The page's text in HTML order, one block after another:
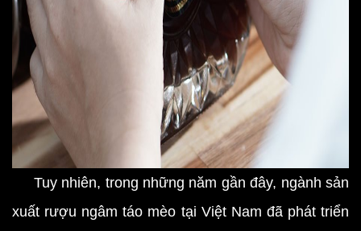
Tuy nhiên, trong những năm gần đây, ngành sản
xuất rượu ngâm táo mèo tại Việt Nam đã phát triển